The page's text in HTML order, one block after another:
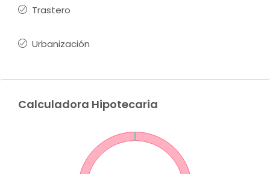
Trastero
Urbanización
Calculadora Hipotecaria